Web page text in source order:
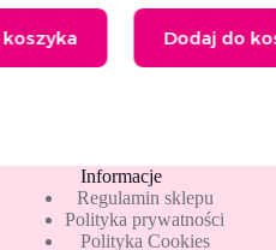
Dodaj do koszyka
Informacje
Regulamin sklepu
Polityka prywatności
Polityka Cookies